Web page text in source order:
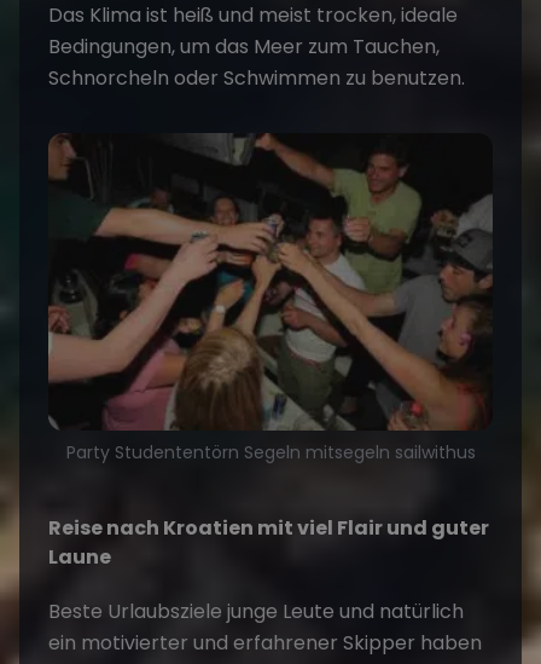
Das Klima ist heiß und meist trocken, ideale
Bedingungen, um das Meer zum Tauchen,
Schnorcheln oder Schwimmen zu benutzen.
Party Studententörn Segeln mitsegeln sailwithus
Reise nach Kroatien mit viel Flair und guter
Laune
Beste Urlaubsziele junge Leute und natürlich
ein motivierter und erfahrener Skipper haben